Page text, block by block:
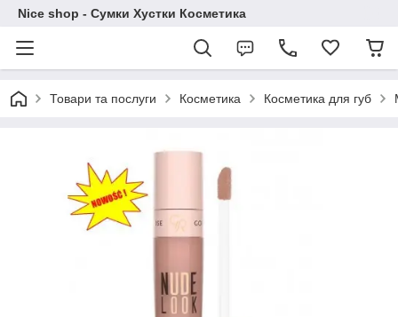
Nice shop - Сумки Хустки Косметика
Товари та послуги Косметика Косметика для губ